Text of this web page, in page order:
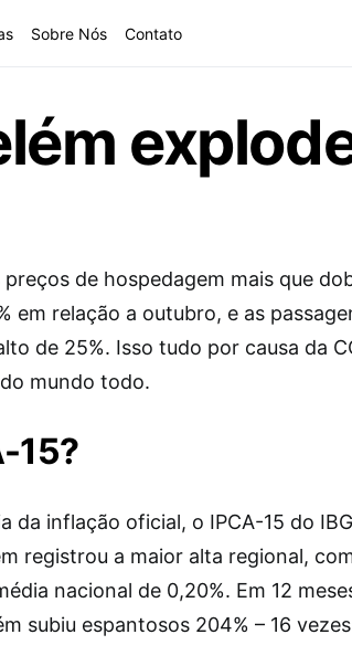
Sobre Nós Contato
de hospedagem mais que
em relação a outubro, e as
de 25%. Isso tudo por causa da
mundo todo.
15?
da inflação oficial, o IPCA-15 do
registrou a maior alta regional,
nacional de 0,20%. Em 12
subiu espantosos 204% – 16